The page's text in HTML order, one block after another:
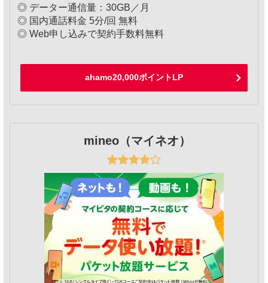
◎ データー通信量：30GB／月
◎ 国内通話料金 5分/回 無料
◎ Web申し込みで契約手数料無料
ahamo20,000ポイントLP
mineo（マイネオ）